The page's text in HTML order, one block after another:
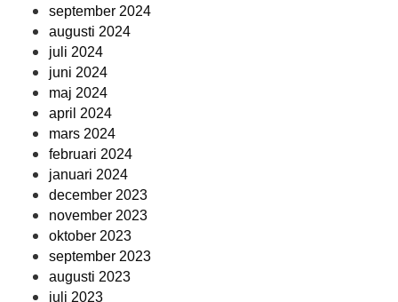
september 2024
augusti 2024
juli 2024
juni 2024
maj 2024
april 2024
mars 2024
februari 2024
januari 2024
december 2023
november 2023
oktober 2023
september 2023
augusti 2023
juli 2023